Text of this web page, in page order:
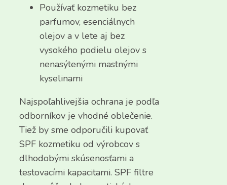
Používať kozmetiku bez
parfumov, esenciálnych
olejov a v lete aj bez
vysokého podielu olejov s
nenasýtenými mastnými
kyselinami
Najspoľahlivejšia ochrana je podľa
odborníkov je vhodné oblečenie.
Tiež by sme odporučili kupovať
SPF kozmetiku od výrobcov s
dlhodobými skúsenosťami a
testovacími kapacitami. SPF filtre